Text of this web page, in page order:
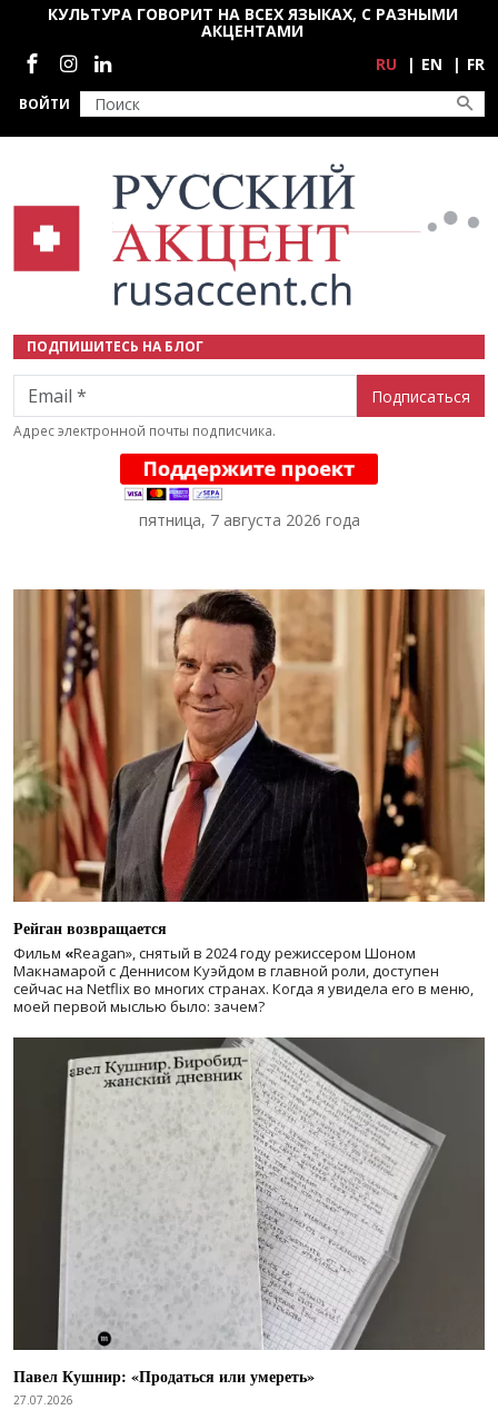
Перейти к основному содержанию
ВОЙТИ
КУЛЬТУРА ГОВОРИТ НА ВСЕХ ЯЗЫКАХ, С РАЗНЫМИ
АКЦЕНТАМИ
Социальные сети
RU EN FR
ПОДПИШИТЕСЬ НА БЛОГ
Email
Адрес электронной почты подписчика.
пятница, 7 августа 2026 года
Рейган возвращается
Фильм «Reagan», снятый в 2024 годурежиссером Шоном
Макнамарой с Деннисом Куэйдом в главной роли, доступен
сейчас на Netflix во многих странах. Когда я увидела его в меню,
моей первой мыслью было: зачем?
Павел Кушнир: «Продаться или умереть»
27.07.2026